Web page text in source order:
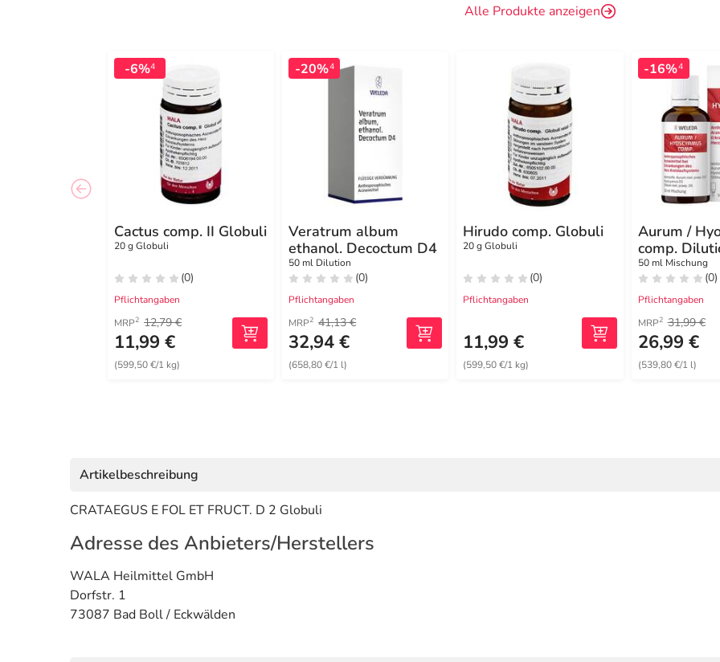
Alle Produkte anzeigen
-6%4
Cactus comp. II Globuli
20 g Globuli
(0)
Pflichtangaben
MRP2 12,79 €
11,99 €
(599,50 €/1 kg)
-20%4
Veratrum album
ethanol. Decoctum D4
50 ml Dilution
(0)
Pflichtangaben
MRP2 41,13 €
32,94 €
(658,80 €/1 l)
Hirudo comp. Globuli
20 g Globuli
(0)
Pflichtangaben
11,99 €
(599,50 €/1 kg)
-16%4
Aurum /
comp.
50 ml Mischung
(0)
Pflichtangaben
MRP2 31,99 €
26,99 €
(539,80 €/1 l)
Artikelbeschreibung
CRATAEGUS E FOL ET FRUCT. D 2 Globuli
Adresse des Anbieters/Herstellers
WALA Heilmittel GmbH
Dorfstr. 1
73087 Bad Boll / Eckwälden